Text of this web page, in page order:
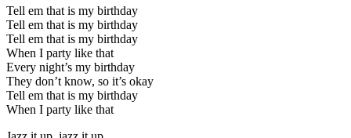
Tell em that is my birthday
Tell em that is my birthday
Tell em that is my birthday
When I party like that
Every night’s my birthday
They don’t know, so it’s okay
Tell em that is my birthday
When I party like that